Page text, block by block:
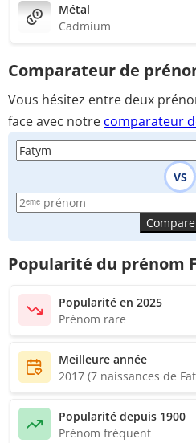
Métal
Cadmium
Comparateur de
Vous hésitez entre deux
face avec notre comparateur
VS
Popularité du prénom
Popularité en 2025
Prénom rare
Meilleure année
2017 (7 naissances de
Popularité depuis 1900
Prénom fréquent